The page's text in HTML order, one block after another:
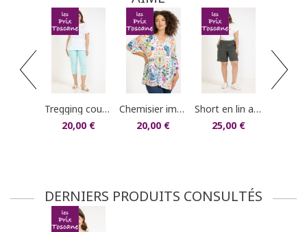
dans votre compte client (rubrique "Mes
commandes/détails").
tregging court uni
20,00 €
chemisier imprimé
20,00 €
short en lin avec boutons coco
25,00 €
DERNIERS PRODUITS CONSULTÉS